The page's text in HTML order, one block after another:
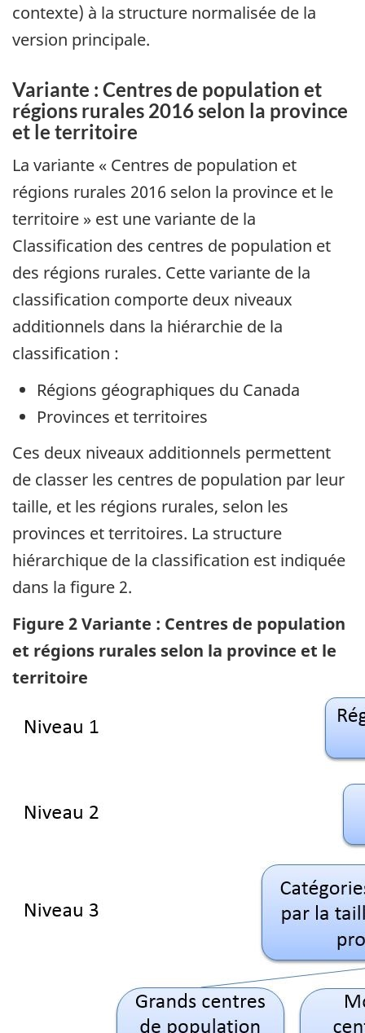
contexte) à la structure normalisée de la
version principale.
Variante : Centres de population et
régions rurales 2016 selon la province
et le territoire
La variante « Centres de population et
régions rurales 2016 selon la province et le
territoire » est une variante de la
Classification des centres de population et
des régions rurales. Cette variante de la
classification comporte deux niveaux
additionnels dans la hiérarchie de la
classification :
Régions géographiques du Canada
Provinces et territoires
Ces deux niveaux additionnels permettent
de classer les centres de population par leur
taille, et les régions rurales, selon les
provinces et territoires. La structure
hiérarchique de la classification est indiquée
dans la figure 2.
Figure 2 Variante : Centres de population
et régions rurales selon la province et le
territoire